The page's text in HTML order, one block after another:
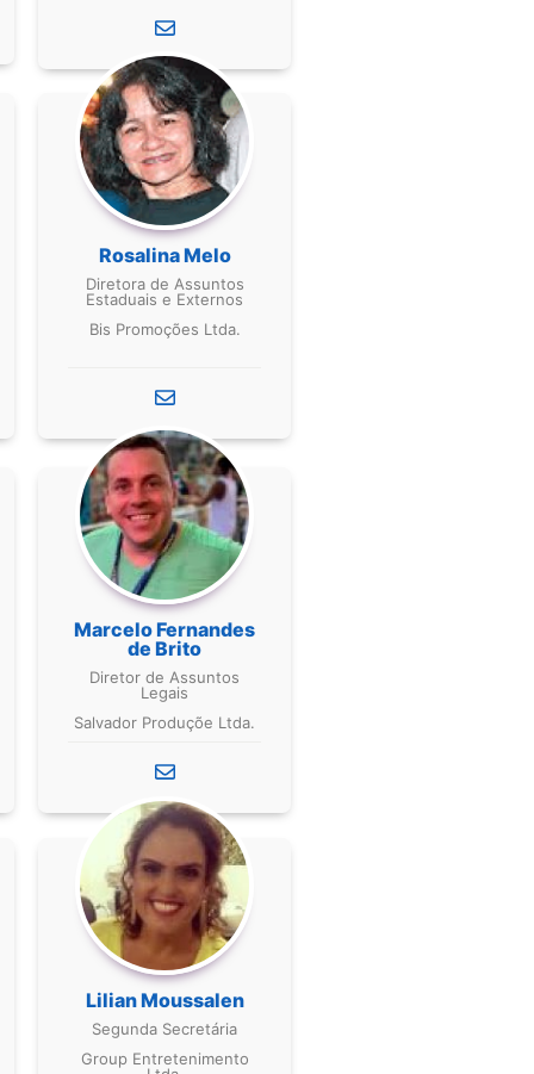
Rosalina Melo
Diretora de Assuntos
Estaduais e Externos
Bis Promoções Ltda.
Marcelo Fernandes
de Brito
Diretor de Assuntos
Legais
Salvador Produçõe Ltda.
Lilian Moussalen
Segunda Secretária
Group Entretenimento